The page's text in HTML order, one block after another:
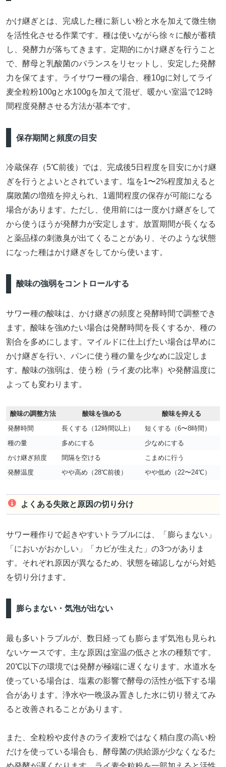
かけ継ぎとは、完成した種に新しい粉と水を加えて微生物
を活性化させる作業です。種は使いながら徐々に酸が蓄積
し、発酵力が落ちてきます。定期的にかけ継ぎを行うこと
で、酵母と乳酸菌のバランスをリセットし、安定した発酵
力を保てます。ライサワー種の場合、種10gに対してライ
麦全粒粉100gと水100gを加えて混ぜ、暖かい室温で12時
間程度発酵させる方法が基本です。
保存期間と頻度の目安
冷蔵保存（5℃前後）では、完成後5日程度を目安にかけ継
ぎを行うとよいとされています。塩を1〜2%程度加えると
腐敗菌の増殖を抑えられ、1週間程度の保存が可能になる
場合があります。ただし、使用前には一度かけ継ぎをして
から使うほうが発酵力が安定します。放置期間が長くなる
と薬品様の刺激臭が出てくることがあり、そのような状態
になった種はかけ継ぎをしてから使います。
酸味の強弱をコントロールする
サワー種の酸味は、かけ継ぎの頻度と発酵時間で調整でき
ます。酸味を強めたい場合は発酵時間を長くするか、種の
割合を多めにします。マイルドに仕上げたい場合は早めに
かけ継ぎを行い、パンに使う種の量を少なめに設定しま
す。酸味の強弱は、使う粉（ライ麦の比率）や発酵温度に
よっても変わります。
酸味の調整方法 酸味を強める
酸味を抑える
発酵時間
長くする（12時間以上）
短くする（6〜8時間）
種の量
多めにする
少なめにする
かけ継ぎ頻度
間隔を空ける
こまめに行う
発酵温度
やや高め（28℃前後） やや低め（22〜24℃）
よくある失敗と原因の切り分け
サワー種作りで起きやすいトラブルには、「膨らまない」
「においがおかしい」「カビが生えた」の3つがありま
す。それぞれ原因が異なるため、状態を確認しながら対処
を切り分けます。
膨らまない・気泡が出ない
最も多いトラブルが、数日経っても膨らまず気泡も見られ
ないケースです。主な原因は室温の低さと水の種類です。
20℃以下の環境では発酵が極端に遅くなります。水道水を
使っている場合は、塩素の影響で酵母の活性が低下する場
合があります。浄水や一晩汲み置きした水に切り替えてみ
ると改善されることがあります。
また、全粒粉や皮付きのライ麦粉ではなく精白度の高い粉
だけを使っている場合も、酵母菌の供給源が少なくなるた